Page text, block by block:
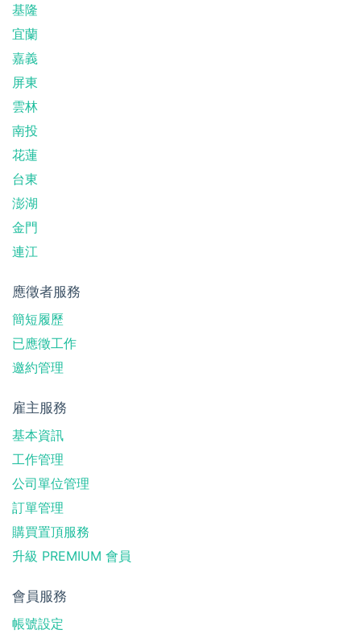
基隆
宜蘭
嘉義
屏東
雲林
南投
花蓮
台東
澎湖
金門
連江
應徵者服務
簡短履歷
已應徵工作
邀約管理
雇主服務
基本資訊
工作管理
公司單位管理
訂單管理
購買置頂服務
升級 PREMIUM 會員
會員服務
帳號設定